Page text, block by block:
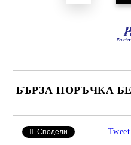
БЪРЗА ПОРЪЧКА
Сподели Tweet